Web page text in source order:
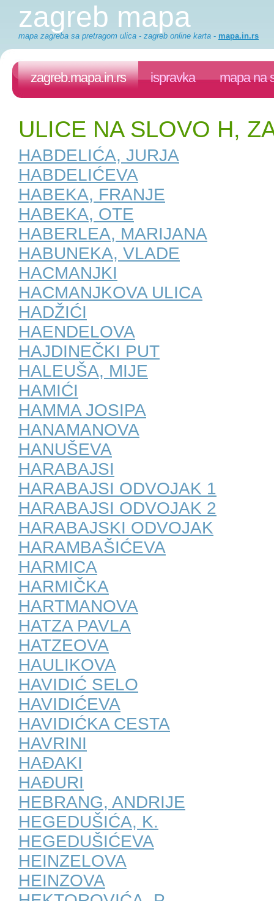
zagreb mapa
mapa zagreba sa pretragom ulica - zagreb online karta - mapa.in.rs
zagreb.mapa.in.rs ispravka mapa na
ULICE NA SLOVO H,
HABDELIĆA, JURJA
HABDELIĆEVA
HABEKA, FRANJE
HABEKA, OTE
HABERLEA, MARIJANA
HABUNEKA, VLADE
HACMANJKI
HACMANJKOVA ULICA
HADŽIĆI
HAENDELOVA
HAJDINEČKI PUT
HALEUŠA, MIJE
HAMIĆI
HAMMA JOSIPA
HANAMANOVA
HANUŠEVA
HARABAJSI
HARABAJSI ODVOJAK 1
HARABAJSI ODVOJAK 2
HARABAJSKI ODVOJAK
HARAMBAŠIĆEVA
HARMICA
HARMIČKA
HARTMANOVA
HATZA PAVLA
HATZEOVA
HAULIKOVA
HAVIDIĆ SELO
HAVIDIĆEVA
HAVIDIĆKA CESTA
HAVRINI
HAĐAKI
HAĐURI
HEBRANG, ANDRIJE
HEGEDUŠIĆA, K.
HEGEDUŠIĆEVA
HEINZELOVA
HEINZOVA